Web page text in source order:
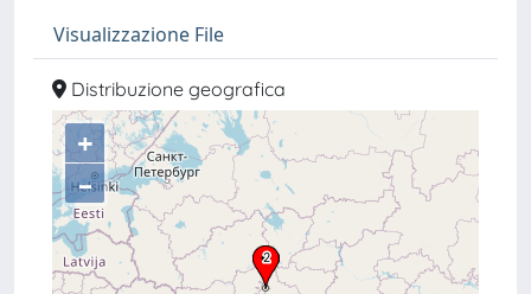
Visualizzazione File
Distribuzione geografica
+
–